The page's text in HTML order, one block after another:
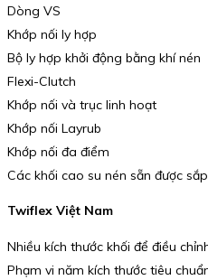
Dòng VS
Khớp nối ly hợp
Bộ ly hợp khởi động bằng khí nén
Flexi-Clutch
Khớp nối và trục linh hoạt
Khớp nối Layrub
Khớp nối đa điểm
Các khối cao su nén sẵn được
Twiflex Việt Nam
Nhiều kích thước khối để điều
Phạm vi năm kích thước tiêu